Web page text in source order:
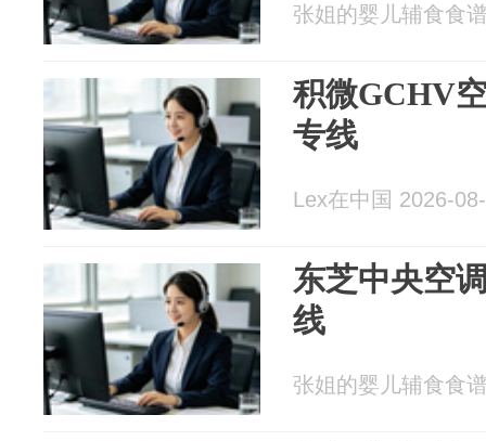
张姐的婴儿辅食食
积微GCHV
专线
Lex在中国 2026-
东芝中央空
线
张姐的婴儿辅食食